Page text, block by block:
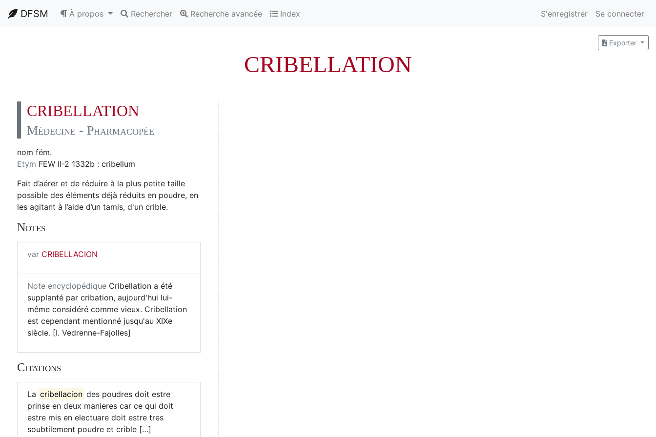
DFSM À propos Rechercher Recherche avancée Index S'enregistrer Se connecter
Exporter
CRIBELLATION
CRIBELLATION
Médecine - Pharmacopée
nom fém.
Etym FEW II-2 1332b : cribellum
Fait d’aérer et de réduire à la plus petite taille
possible des éléments déjà réduits en poudre, en
les agitant à l’aide d’un tamis, d'un crible.
Notes
var CRIBELLACION
Note encyclopédique Cribellation a été
supplanté par cribation, aujourd'hui lui-
même considéré comme vieux. Cribellation
est cependant mentionné jusqu'au XIXe
siècle. [I. Vedrenne-Fajolles]
Citations
La cribellacion des poudres doit estre
prinse en deux manieres car ce qui doit
estre mis en electuare doit estre tres
soubtilement poudre et crible […]